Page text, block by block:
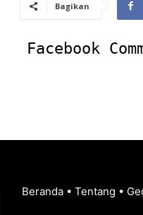
Bagikan
Facebook
Beranda • Tentang •